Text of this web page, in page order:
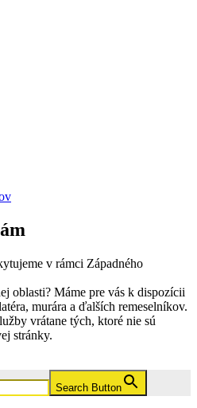
v rámci Západného
oblasti? Máme pre vás k dispozícii
murára a ďalších remeselníkov.
vrátane tých, ktoré nie sú
stránky.
Search Button